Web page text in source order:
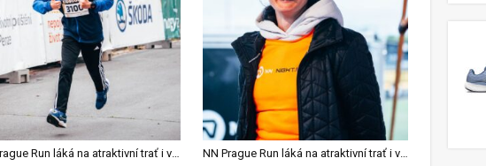
NN Prague Run láká na atraktivní trať i velkou atmosféru